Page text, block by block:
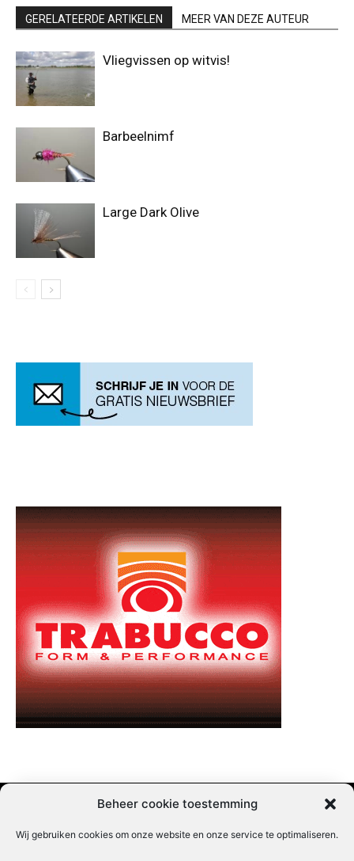
Beheer cookie toestemming
Wij gebruiken cookies om onze website en onze service te optimaliseren.
GERELATEERDE ARTIKELEN MEER VAN DEZE AUTEUR
Vliegvissen op witvis!
Barbeelnimf
Large Dark Olive